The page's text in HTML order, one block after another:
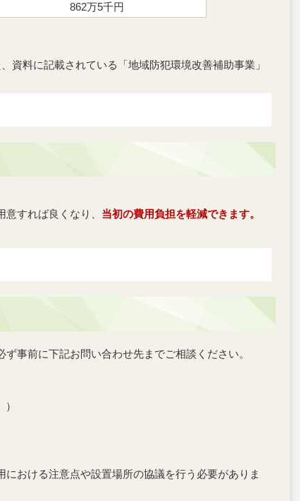
862万5千円
資料に記載されている「地域防犯環境改善補助事業」
すれば良くなり、 当初の費用負担を軽減できます。
事前に下記お問い合わせ先までご相談ください。
おける注意点や設置場所の協議を行う必要がありま